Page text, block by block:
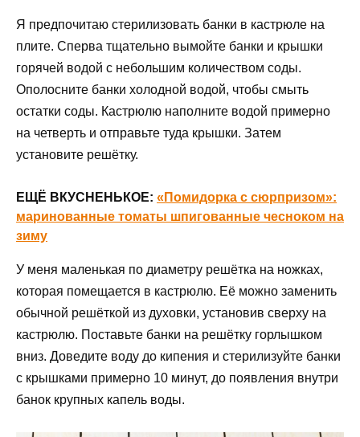
Я предпочитаю стерилизовать банки в кастрюле на
плите. Сперва тщательно вымойте банки и крышки
горячей водой с небольшим количеством соды.
Ополосните банки холодной водой, чтобы смыть
остатки соды. Кастрюлю наполните водой примерно
на четверть и отправьте туда крышки. Затем
установите решётку.
ЕЩЁ ВКУСНЕНЬКОЕ: «Помидорка с сюрпризом»:
маринованные томаты шпигованные чесноком на
зиму
У меня маленькая по диаметру решётка на ножках,
которая помещается в кастрюлю. Её можно заменить
обычной решёткой из духовки, установив сверху на
кастрюлю. Поставьте банки на решётку горлышком
вниз. Доведите воду до кипения и стерилизуйте банки
с крышками примерно 10 минут, до появления внутри
банок крупных капель воды.